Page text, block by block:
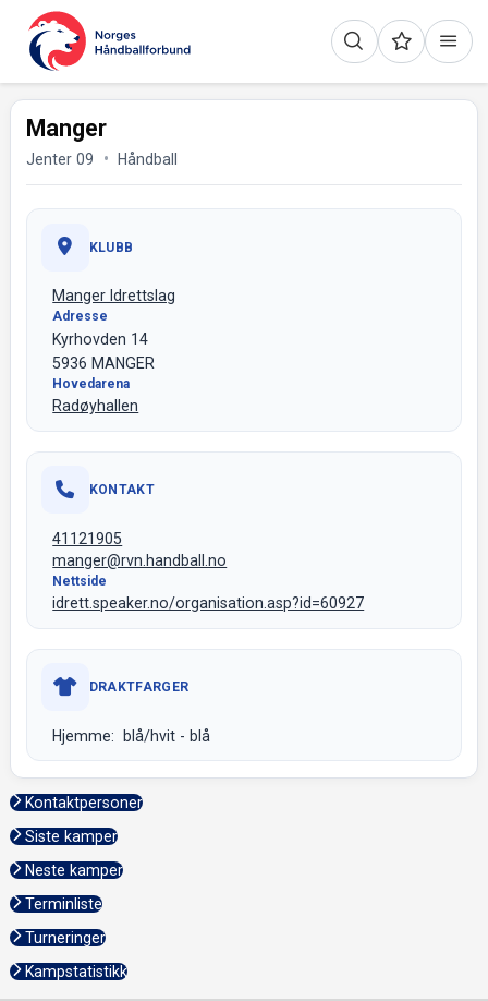
Manger
Jenter 09 Håndball
KLUBB
Manger Idrettslag
Adresse
Kyrhovden 14
5936 MANGER
Hovedarena
Radøyhallen
KONTAKT
41121905
manger@rvn.handball.no
Nettside
idrett.speaker.no/organisation.asp?id=60927
DRAKTFARGER
Hjemme: blå/hvit - blå
Kontaktpersoner
Siste kamper
Neste kamper
Terminliste
Turneringer
Kampstatistikk